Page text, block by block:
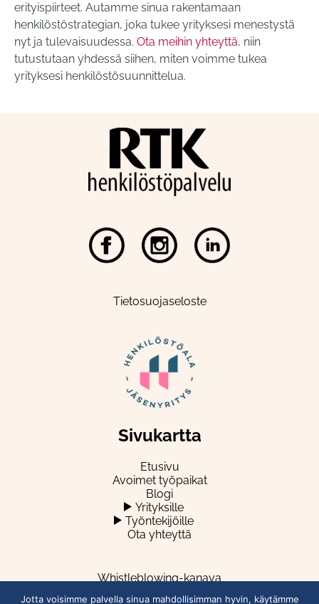
erityispiirteet. Autamme sinua rakentamaan
henkilöstöstrategian, joka tukee yrityksesi menestystä
nyt ja tulevaisuudessa. Ota meihin yhteyttä, niin
tutustutaan yhdessä siihen, miten voimme tukea
yrityksesi henkilöstösuunnittelua.
Tietosuojaseloste
Sivukartta
Etusivu
Avoimet työpaikat
Blogi
Yrityksille
Työntekijöille
Ota yhteyttä
Whistleblowing-kanava
Jotta voisimme palvella sinua mahdollisimman hyvin, käytämme